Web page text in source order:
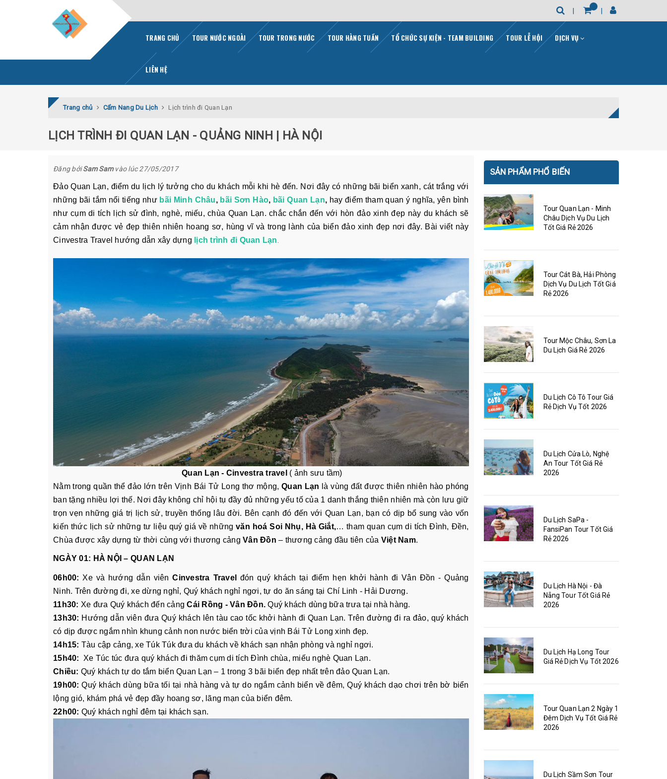
TRANG CHỦ TOUR NƯỚC NGOÀI TOUR TRONG NƯỚC TOUR HÀNG TUẦN TỔ CHỨC SỰ KIỆN - TEAM BUILDING TOUR LỄ HỘI DỊCH VỤ
LIÊN HỆ
Trang chủ Cẩm Nang Du Lịch Lịch trình đi Quan Lạn
LỊCH TRÌNH ĐI QUAN LẠN - QUẢNG NINH | HÀ NỘI
Đăng bởiSam Samvào lúc 27/05/2017
Đảo Quan Lạn, điểm du lịch lý tưởng cho du khách mỗi khi hè đến. Nơi đây có những bãi biển xanh, cát trắng với
những bãi tắm nổi tiếng như bãi Minh Châu, bãi Sơn Hào, bãi Quan Lạn, hay điểm tham quan ý nghĩa, yên bình
như cụm di tích lịch sử đình, nghè, miếu, chùa Quan Lạn. chắc chắn đến với hòn đảo xinh đẹp này du khách sẽ
cảm nhận được vẻ đẹp thiên nhiên hoang sơ, hùng vĩ và trong lành của biển đảo xinh đẹp nơi đây. Bài viết này
Cinvestra Travel hướng dẫn xây dựng lịch trình đi Quan Lạn
Quan Lạn - Cinvestra travel ( ảnh sưu tầm)
Nằm trong quần thể đảo lớn trên Vịnh Bái Tử Long thơ mộng,Quan Lạn là vùng đất được thiên nhiên hào phóng
ban tặng nhiều lợi thế. Nơi đây không chỉ hội tụ đầy đủ những yếu tố của 1 danh thắng thiên nhiên mà c̣òn lưu giữ
trọn vẹn những giá trị lịch sử, truyền thống lâu đời. Bên cạnh đó đến với Quan Lạn, bạn có dịp bổ sung vào vốn
kiến thức lịch sử những tư liệu quý giá về nhữngvăn hoá Soi Nhụ, Hà Giắt,… tham quan cụm di tích Đình, Đền,
Chùa được xây dựng từ thời cùng với thương cảng Vân Đồn – thương cảng đầu tiên của Việt Nam.
NGÀY 01: HÀ NỘI – QUAN LẠN
06h00: Xe và hướng dẫn viênCinvestra Travel
đón quý khách tại điểm hẹn khởi hành đi Vân Đồn - Quảng
Ninh. Trên đường đi, xe dừng nghỉ, Quý khách nghỉ ngơi, tự do ăn sáng tại Chí Linh - Hải Dương.
11h30: Xe đưa Quý khách đến cảngCái Rồng - Vân Đồn.Quý khách dùng bữa trưa tại nhà hàng.
13h30: Hướng dẫn viên đưa Quý khách lên tàu cao tốc khởi hành đi Quan Lạn. Trên đường đi ra đảo, quý khách
có dịp được ngắm nhìn khung cảnh non nước biển trời của vịnh Bái Tử Long xinh đẹp.
14h15: Tàu cập cảng, xe Túk Túk đưa du khách về khách sạn nhận phòng và nghỉ ngơi.
15h40:
Xe Túc túc đưa quý khách đi thăm cụm di tích Đình chùa, miếu nghè Quan Lạn.
Chiều: Quý khách tự do tắm biển Quan Lạn – 1 trong 3 bãi biển đẹp nhất trên đảo Quan Lạn.
19h00: Quý khách dùng bữa tối tại nhà hàng và tự do ngắm cảnh biển về đêm, Quý khách dạo chơi trên bờ biển
lộng gió, khám phá vẻ đẹp đầy hoang sơ, lãng mạn của biển đêm.
22h00: Quý khách nghỉ đêm tại khách sạn.
SẢN PHẨM PHỔ BIẾN
Tour Quan Lạn - Minh
Châu Dịch Vụ Du Lịch
Tốt Giá Rẻ 2026
Tour Cát Bà, Hải Phòng
Dịch Vụ Du Lịch Tốt Giá
Rẻ 2026
Tour Mộc Châu, Sơn La
Du Lịch Giá Rẻ 2026
Du Lịch Cô Tô Tour Giá
Rẻ Dịch Vụ Tốt 2026
Du Lịch Cửa Lò, Nghệ
An Tour Tốt Giá Rẻ
2026
Du Lịch SaPa -
FansiPan Tour Tốt Giá
Rẻ 2026
Du Lịch Hà Nội - Đà
Nẵng Tour Tốt Giá Rẻ
2026
Du Lịch Hạ Long Tour
Giá Rẻ Dịch Vụ Tốt 2026
Tour Quan Lạn 2 Ngày 1
Đêm Dịch Vụ Tốt Giá Rẻ
2026
Du Lịch Sầm Sơn Tour